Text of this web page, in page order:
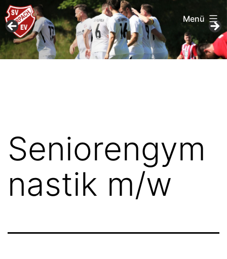
Menü
Seniorengym
nastik m/w